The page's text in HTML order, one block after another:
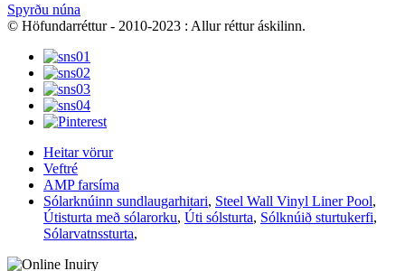
Spyrðu núna
© Höfundarréttur - 2010-2023 : Allur réttur áskilinn.
Heitar vörur
Veftré
AMP farsíma
Sólarknúinn sundlaugarhitari, Steel Wall Vinyl Liner Pool,
Útisturta með sólarorku, Úti sólsturta, Sólknúið sturtukerfi,
Sólarvatnssturta,